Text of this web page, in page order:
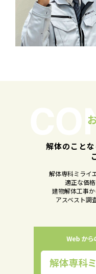
解体のこと
解体専科ミライ
適正な価
建物解体工事か
アスベスト調